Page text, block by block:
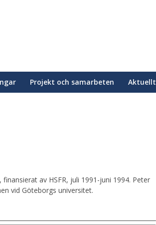
Projekt och samarbeten Aktuellt
av HSFR, juli 1991-juni 1994. Peter
vid Göteborgs universitet.